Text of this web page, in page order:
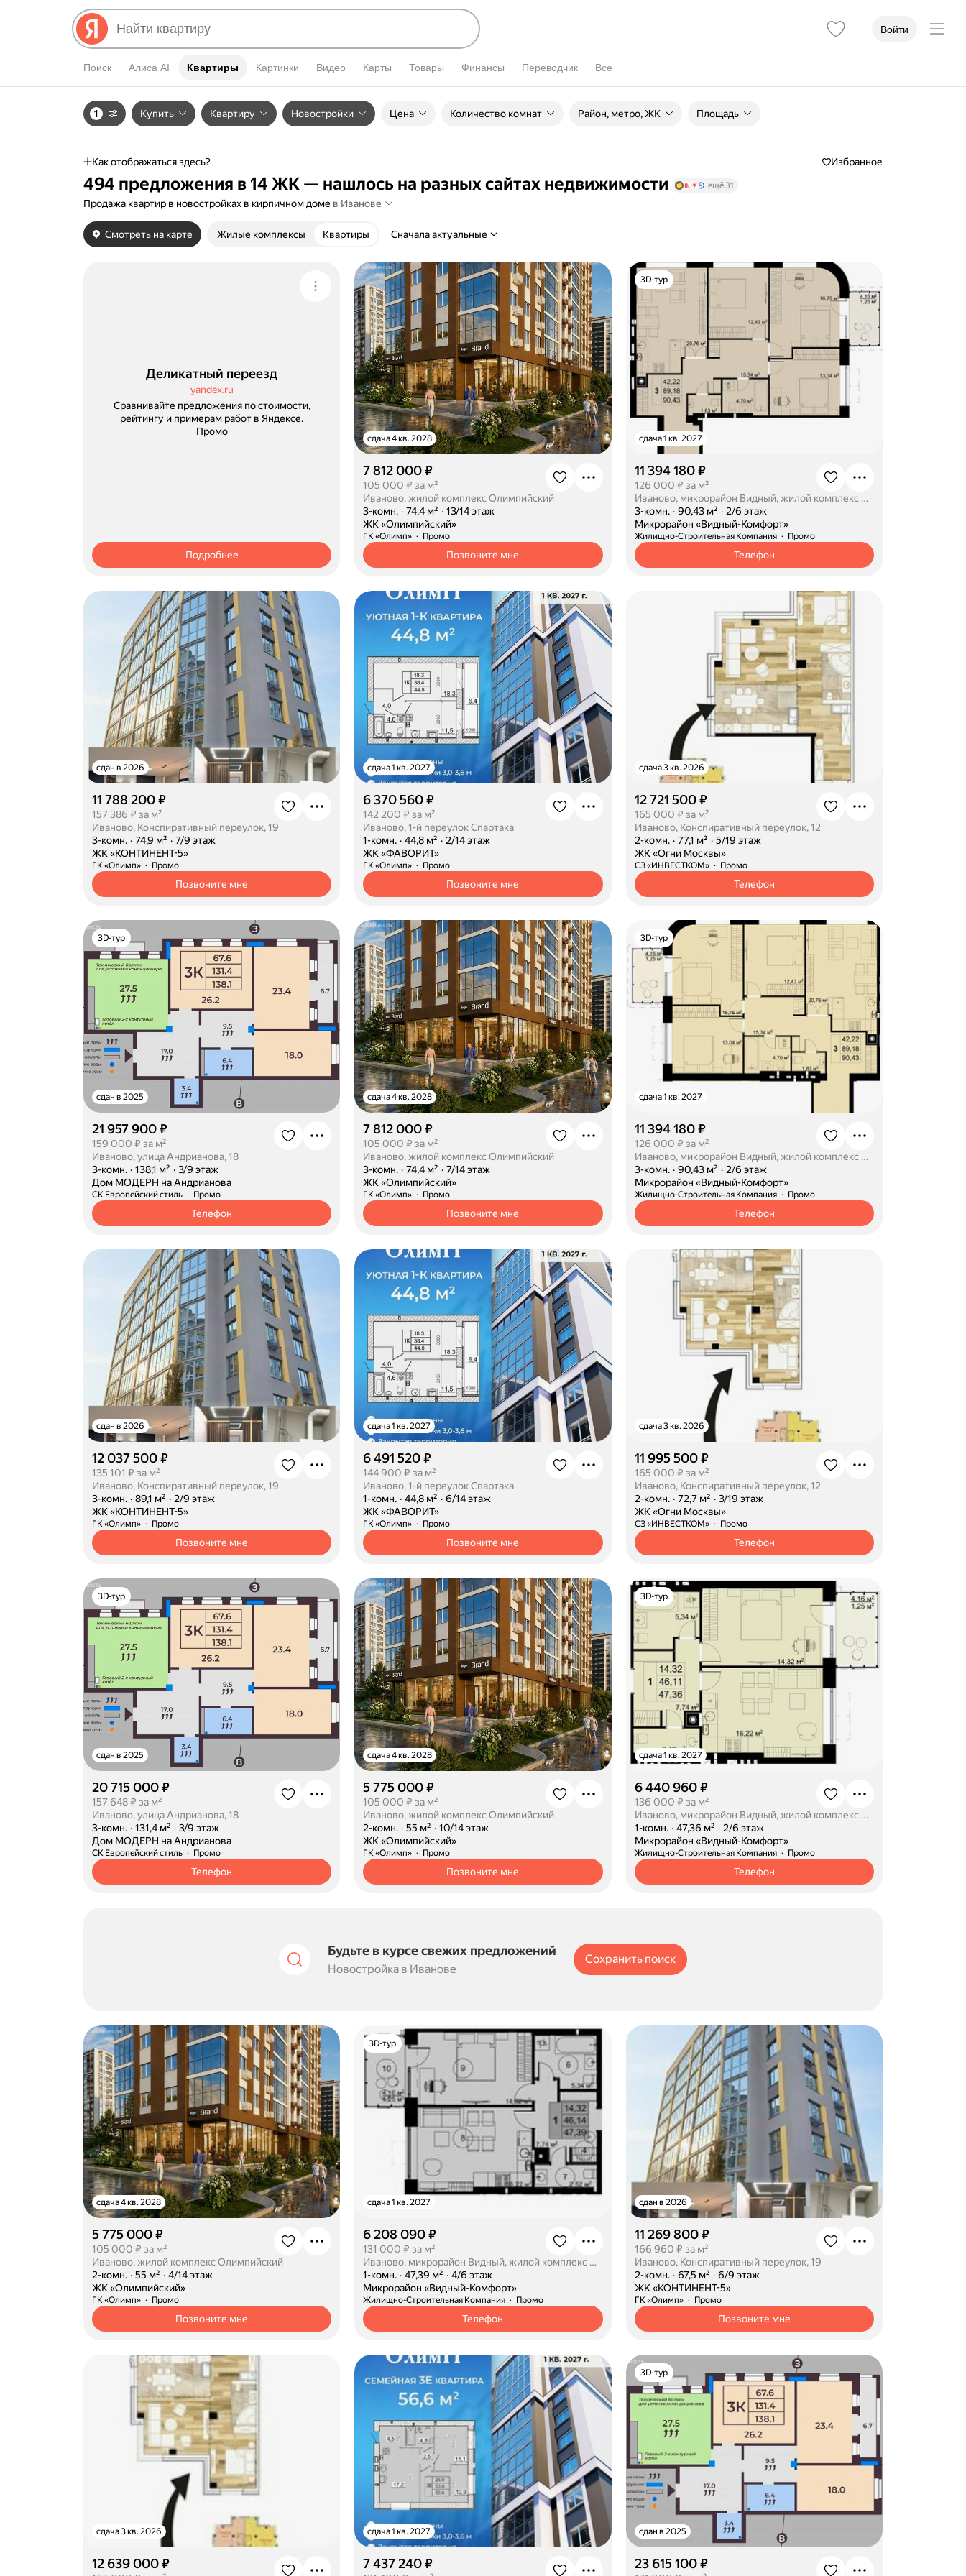
Войти
Поиск Алиса AI Квартиры
Квартиры Картинки Видео Карты Товары Финансы Переводчик Все
1 Купить Квартиру Новостройки Цена Количество комнат Район, метро, ЖК Площадь
Как отображаться здесь? Избранное
494 предложения в 14 ЖК — нашлось на разных сайтах недвижимости ещё 31
Продажа квартир в новостройках в кирпичном доме в Иванове
Смотреть на карте Жилые комплексы Квартиры Сначала актуальные
Деликатный переезд
yandex.ru
Сравнивайте предложения по стоимости,
рейтингу и примерам работ в Яндексе.
Промо
Подробнее
сдача 4 кв. 2028
7 812 000 ₽
105 000 ₽ за м²
Иваново, жилой комплекс Олимпийский
3-комн. · 74,4 м² · 13/14 этаж
ЖК «Олимпийский»
ГК «Олимп» Промо
Позвоните мне
сдача 1 кв. 2027
11 394 180 ₽
126 000 ₽ за м²
Иваново, микрорайон Видный, жилой комплекс Видный Комфорт
3-комн. · 90,43 м² · 2/6 этаж
Микрорайон «Видный-Комфорт»
Жилищно-Строительная Компания Промо
Телефон
3D-тур
сдан в 2026
11 788 200 ₽
157 386 ₽ за м²
Иваново, Конспиративный переулок, 19
3-комн. · 74,9 м² · 7/9 этаж
ЖК «КОНТИНЕНТ-5»
ГК «Олимп» Промо
Позвоните мне
сдача 1 кв. 2027
6 370 560 ₽
142 200 ₽ за м²
Иваново, 1-й переулок Спартака
1-комн. · 44,8 м² · 2/14 этаж
ЖК «ФАВОРИТ»
ГК «Олимп» Промо
Позвоните мне
сдача 3 кв. 2026
12 721 500 ₽
165 000 ₽ за м²
Иваново, Конспиративный переулок, 12
2-комн. · 77,1 м² · 5/19 этаж
ЖК «Огни Москвы»
СЗ «ИНВЕСТКОМ» Промо
Телефон
сдан в 2025
21 957 900 ₽
159 000 ₽ за м²
Иваново, улица Андрианова, 18
3-комн. · 138,1 м² · 3/9 этаж
Дом МОДЕРН на Андрианова
СК Европейский стиль Промо
Телефон
3D-тур
сдача 4 кв. 2028
7 812 000 ₽
105 000 ₽ за м²
Иваново, жилой комплекс Олимпийский
3-комн. · 74,4 м² · 7/14 этаж
ЖК «Олимпийский»
ГК «Олимп» Промо
Позвоните мне
сдача 1 кв. 2027
11 394 180 ₽
126 000 ₽ за м²
Иваново, микрорайон Видный, жилой комплекс Видный Комфорт
3-комн. · 90,43 м² · 2/6 этаж
Микрорайон «Видный-Комфорт»
Жилищно-Строительная Компания Промо
Телефон
3D-тур
сдан в 2026
12 037 500 ₽
135 101 ₽ за м²
Иваново, Конспиративный переулок, 19
3-комн. · 89,1 м² · 2/9 этаж
ЖК «КОНТИНЕНТ-5»
ГК «Олимп» Промо
Позвоните мне
сдача 1 кв. 2027
6 491 520 ₽
144 900 ₽ за м²
Иваново, 1-й переулок Спартака
1-комн. · 44,8 м² · 6/14 этаж
ЖК «ФАВОРИТ»
ГК «Олимп» Промо
Позвоните мне
сдача 3 кв. 2026
11 995 500 ₽
165 000 ₽ за м²
Иваново, Конспиративный переулок, 12
2-комн. · 72,7 м² · 3/19 этаж
ЖК «Огни Москвы»
СЗ «ИНВЕСТКОМ» Промо
Телефон
Будьте в курсе свежих предложений
Новостройка в Иванове
Сохранить поиск
сдан в 2025
20 715 000 ₽
157 648 ₽ за м²
Иваново, улица Андрианова, 18
3-комн. · 131,4 м² · 3/9 этаж
Дом МОДЕРН на Андрианова
СК Европейский стиль Промо
Телефон
3D-тур
сдача 4 кв. 2028
5 775 000 ₽
105 000 ₽ за м²
Иваново, жилой комплекс Олимпийский
2-комн. · 55 м² · 10/14 этаж
ЖК «Олимпийский»
ГК «Олимп» Промо
Позвоните мне
сдача 1 кв. 2027
6 440 960 ₽
136 000 ₽ за м²
Иваново, микрорайон Видный, жилой комплекс Видный Комфорт
1-комн. · 47,36 м² · 2/6 этаж
Микрорайон «Видный-Комфорт»
Жилищно-Строительная Компания Промо
Телефон
3D-тур
сдача 4 кв. 2028
5 775 000 ₽
105 000 ₽ за м²
Иваново, жилой комплекс Олимпийский
2-комн. · 55 м² · 4/14 этаж
ЖК «Олимпийский»
ГК «Олимп» Промо
Позвоните мне
сдача 1 кв. 2027
6 208 090 ₽
131 000 ₽ за м²
Иваново, микрорайон Видный, жилой комплекс Видный Комфорт
1-комн. · 47,39 м² · 4/6 этаж
Микрорайон «Видный-Комфорт»
Жилищно-Строительная Компания Промо
Телефон
3D-тур
сдан в 2026
11 269 800 ₽
166 960 ₽ за м²
Иваново, Конспиративный переулок, 19
2-комн. · 67,5 м² · 6/9 этаж
ЖК «КОНТИНЕНТ-5»
ГК «Олимп» Промо
Позвоните мне
сдача 3 кв. 2026
12 639 000 ₽
сдача 1 кв. 2027
7 437 240 ₽
сдан в 2025
23 615 100 ₽
3D-тур